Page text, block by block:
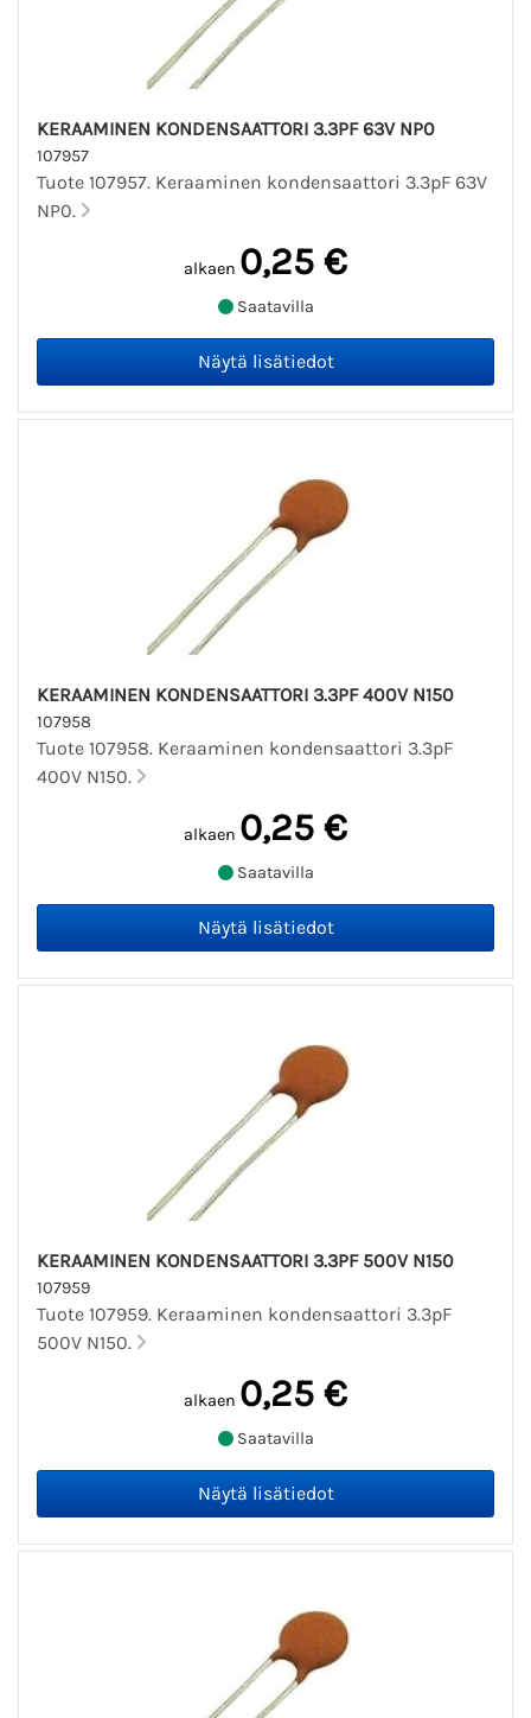
KERAAMINEN KONDENSAATTORI 3.3PF 63V NP0
107957
Tuote 107957. Keraaminen kondensaattori 3.3pF 63V
NP0.
alkaen 0,25 €
Saatavilla
KERAAMINEN KONDENSAATTORI 3.3PF 400V N150
107958
Tuote 107958. Keraaminen kondensaattori 3.3pF
400V N150.
alkaen 0,25 €
Saatavilla
KERAAMINEN KONDENSAATTORI 3.3PF 500V N150
107959
Tuote 107959. Keraaminen kondensaattori 3.3pF
500V N150.
alkaen 0,25 €
Saatavilla